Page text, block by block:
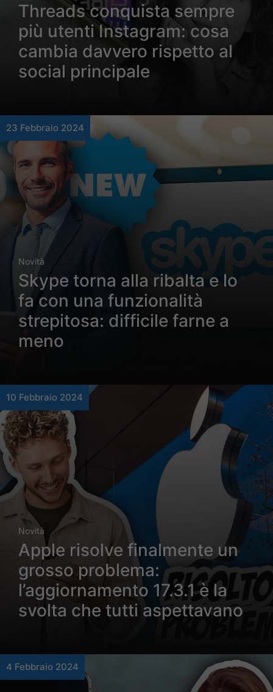
Threads conquista sempre
più utenti Instagram: cosa
cambia davvero rispetto al
social principale
23 Febbraio 2024
Novità
Skype torna alla ribalta e lo
fa con una funzionalità
strepitosa: difficile farne a
meno
10 Febbraio 2024
Novità
Apple risolve finalmente un
grosso problema:
l’aggiornamento 17.3.1 è la
svolta che tutti aspettavano
4 Febbraio 2024